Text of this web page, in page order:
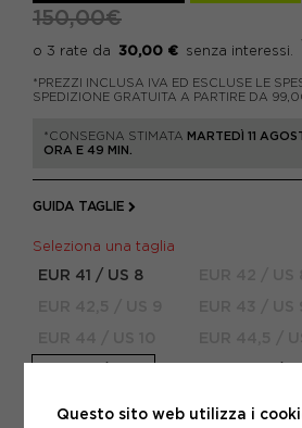
150,00€
30,00 €
*PREZZI INCLUSA IVA ED ESCLUSE LE
SPEDIZIONE GRATUITA A PARTIRE DA
*CONSEGNA STIMATA MARTEDÌ 11
ORA E 49 MIN.
GUIDA TAGLIE
Seleziona una taglia
EUR 41 / US 8
Questo sito web utilizza i